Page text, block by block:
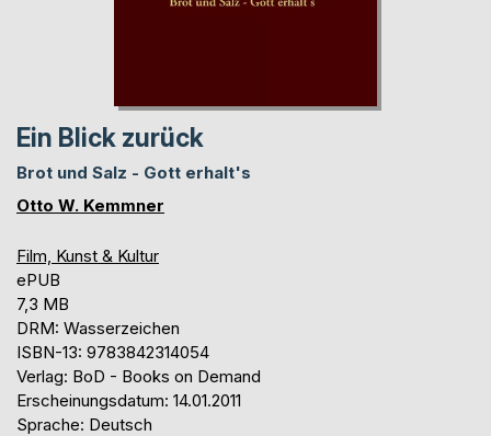
Ein Blick zurück
Brot und Salz - Gott erhalt's
Otto W. Kemmner
Film, Kunst & Kultur
ePUB
7,3 MB
DRM: Wasserzeichen
ISBN-13: 9783842314054
Verlag: BoD - Books on Demand
Erscheinungsdatum: 14.01.2011
Sprache: Deutsch